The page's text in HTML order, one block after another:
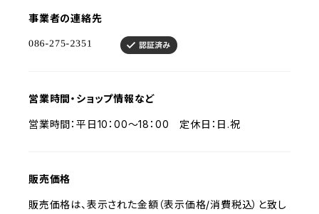
事業者の連絡先
営業時間・ショップ情報など
営業時間：平日10：00～18：00 定休日：日.祝
販売価格
販売価格は、表示された金額（表示価格/消費税込）と致し